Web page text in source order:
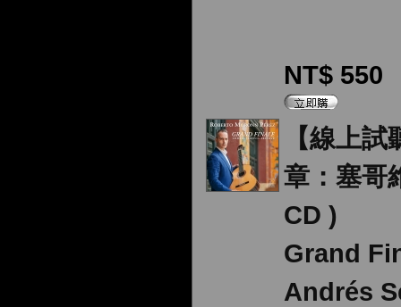
NT$ 550
【線上
章：塞哥
CD )
Grand
Andrés